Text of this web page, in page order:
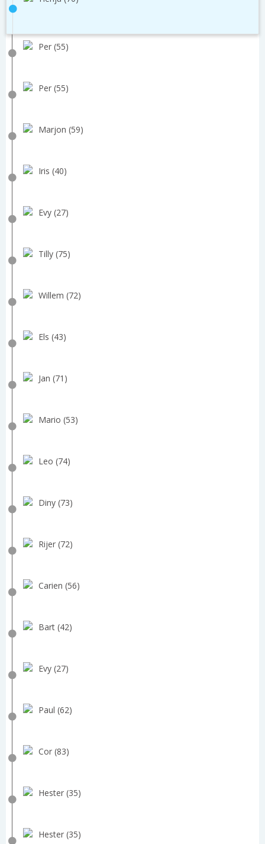
Per (55)
Per (55)
Marjon (59)
Iris (40)
Evy (27)
Tilly (75)
Willem (72)
Els (43)
Jan (71)
Mario (53)
Leo (74)
Diny (73)
Rijer (72)
Carien (56)
Bart (42)
Evy (27)
Paul (62)
Cor (83)
Hester (35)
Hester (35)